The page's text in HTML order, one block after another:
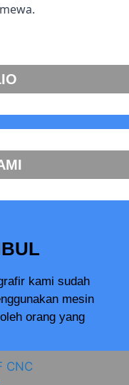
kami sudah
mesin
orang yang